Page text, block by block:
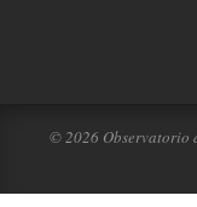
© 2026 Observatorio